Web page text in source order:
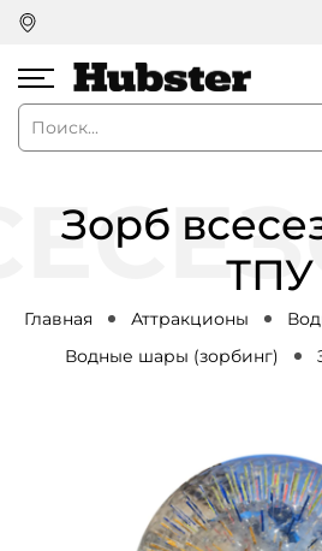
Зорб
ТПУ
Главная Аттракционы
Водные шары (зорбинг)